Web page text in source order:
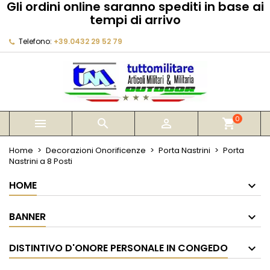
Gli ordini online saranno spediti in base ai
tempi di arrivo
Telefono: +39.0432 29 52 79
   shopping_cart0
Home Decorazioni Onorificenze Porta Nastrini
Porta
Nastrini a 8 Posti
HOME
BANNER
DISTINTIVO D'ONORE PERSONALE IN CONGEDO
My wishlists
add_circle_outline Create new list
Crea lista dei desideri
Annulla Crea lista dei desideri
Devi avere effettuato l'accesso per salvare dei
prodotti nella tua lista dei desideri.
Annulla